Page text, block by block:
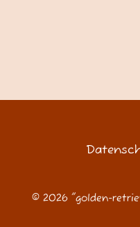
© 2026 "golden-